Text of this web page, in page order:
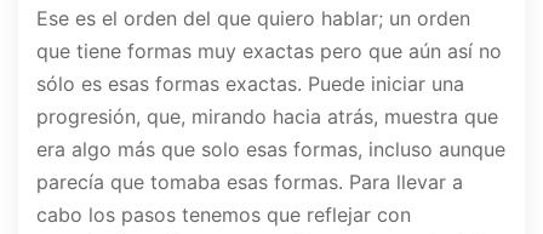
Ese es el orden del que quiero hablar; un orden
que tiene formas muy exactas pero que aún así no
sólo es esas formas exactas. Puede iniciar una
progresión, que, mirando hacia atrás, muestra que
era algo más que solo esas formas, incluso aunque
parecía que tomaba esas formas. Para llevar a
cabo los pasos tenemos que reflejar con